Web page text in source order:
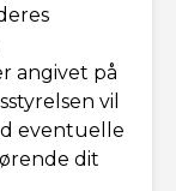
angivet på
vil
eventuelle
dit